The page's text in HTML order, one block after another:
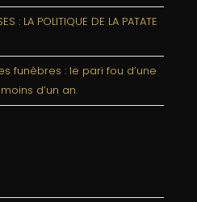
: LA POLITIQUE DE LA PATATE
funèbres : le pari fou d’une
d’un an.